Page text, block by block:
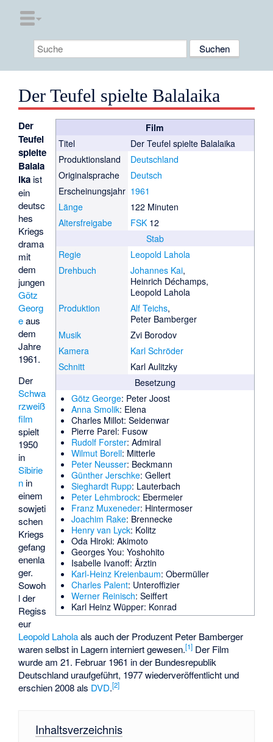
Der Teufel spielte Balalaika
Film
Titel
Der Teufel spielte Balalaika
Produktionsland
Deutschland
Originalsprache
Deutsch
Erscheinungsjahr 1961
Länge
122 Minuten
Altersfreigabe
FSK12
Stab
Regie
Leopold Lahola
Drehbuch
Johannes Kai,
Heinrich Déchamps,
Leopold Lahola
Produktion
Alf Teichs,
Peter Bamberger
Musik
Zvi Borodov
Kamera
Karl Schröder
Schnitt
Karl Aulitzky
Besetzung
Götz George: Peter Joost
Anna Smolik: Elena
Charles Millot: Seidenwar
Pierre Parel: Fusow
Rudolf Forster: Admiral
Wilmut Borell: Mitterle
Peter Neusser: Beckmann
Günther Jerschke: Gellert
Sieghardt Rupp: Lauterbach
Peter Lehmbrock: Ebermeier
Franz Muxeneder: Hintermoser
Joachim Rake: Brennecke
Henry van Lyck: Kolitz
Oda Hiroki: Akimoto
Georges You: Yoshohito
Isabelle Ivanoff: Ärztin
Karl-Heinz Kreienbaum: Obermüller
Charles Palent: Unteroffizier
Werner Reinisch: Seiffert
Karl Heinz Wüpper: Konrad
Der
Teufel
spielte
Balala
ika ist
ein
deutsc
hes
Kriegs
drama
mit
dem
jungen
Götz
Georg
eaus
dem
Jahre
1961.
Der
Schwa
rzweiß
film
spielt
1950
in
Sibirie
n in
einem
sowjeti
schen
Kriegs
gefang
enenla
ger.
Sowoh
l der
Regiss
eur
Leopold Laholaals auch der Produzent Peter Bamberger
waren selbst in Lagern interniert gewesen.[1] Der Film
wurde am 21. Februar 1961 in der Bundesrepublik
Deutschland uraufgeführt, 1977 wiederveröffentlicht und
erschien 2008 als DVD.[2]
Inhaltsverzeichnis